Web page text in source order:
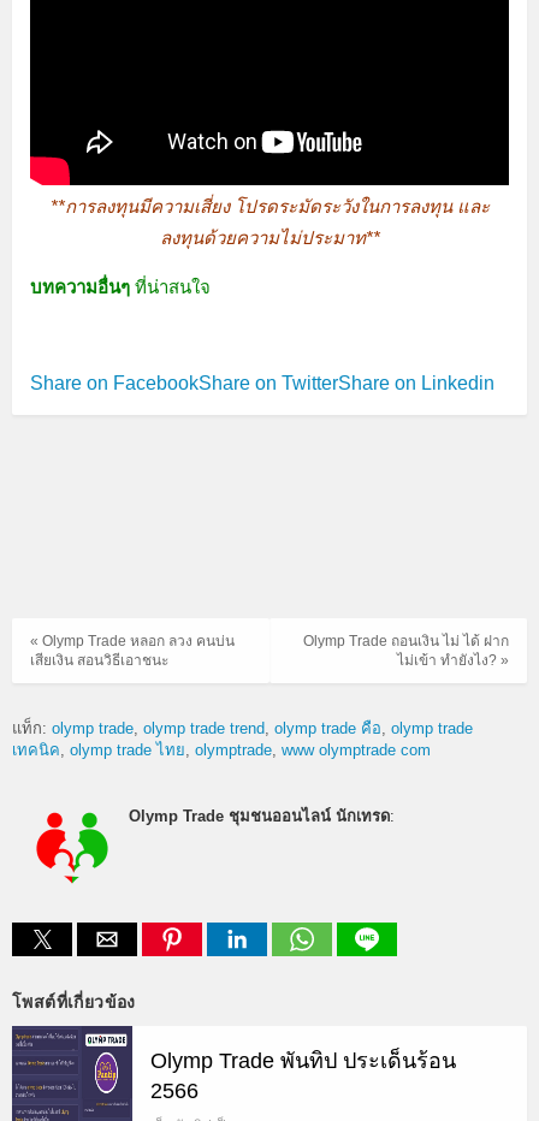
**การลงทุนมีความเสี่ยง โปรดระมัดระวังในการลงทุน และ
ลงทุนด้วยความไม่ประมาท**
บทความอื่นๆ ที่น่าสนใจ
Share on FacebookShare on TwitterShare on Linkedin
Olymp Trade ถอนเงิน ไม่ ได้ ฝาก
ไม่เข้า ทำยังไง? »
« Olymp Trade หลอก ลวง คนบ่น
เสียเงิน สอนวิธีเอาชนะ
แท็ก: olymp trade olymp trade trend olymp trade คือ olymp trade
เทคนิค olymp trade ไทย olymptrade www olymptrade com
Olymp Trade ชุมชนออนไลน์ นักเทรด:
โพสต์ที่เกี่ยวข้อง
Olymp Trade พันทิป ประเด็นร้อน
2566